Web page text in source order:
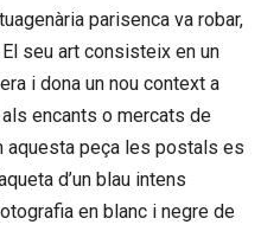
parisenca va robar,
seu art consisteix en un
i dona un nou context a
encants o mercats de
aquesta peça les postals es
d’un blau intens
en blanc i negre de